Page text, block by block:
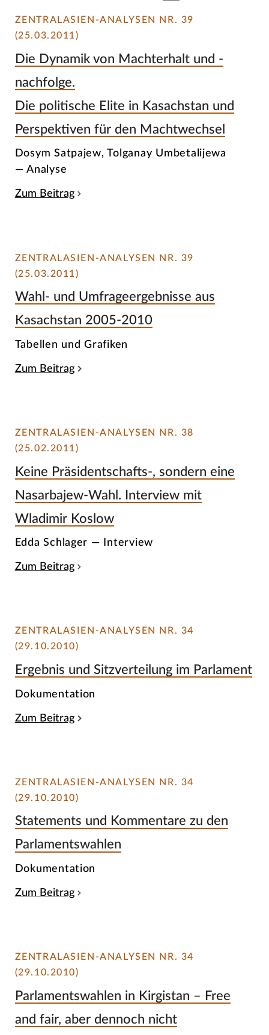
ZENTRALASIEN-ANALYSEN NR. 39
(25.03.2011)
Die Dynamik von Machterhalt und -
nachfolge.
Die politische Elite in Kasachstan und
Perspektiven für den Machtwechsel
Dosym Satpajew, Tolganay Umbetalijewa
— Analyse
Zum Beitrag
ZENTRALASIEN-ANALYSEN NR. 39
(25.03.2011)
Wahl- und Umfrageergebnisse aus
Kasachstan 2005-2010
Tabellen und Grafiken
Zum Beitrag
ZENTRALASIEN-ANALYSEN NR. 38
(25.02.2011)
Keine Präsidentschafts-, sondern eine
Nasarbajew-Wahl. Interview mit
Wladimir Koslow
Edda Schlager — Interview
Zum Beitrag
ZENTRALASIEN-ANALYSEN NR. 34
(29.10.2010)
Ergebnis und Sitzverteilung im Parlament
Dokumentation
Zum Beitrag
ZENTRALASIEN-ANALYSEN NR. 34
(29.10.2010)
Statements und Kommentare zu den
Parlamentswahlen
Dokumentation
Zum Beitrag
ZENTRALASIEN-ANALYSEN NR. 34
(29.10.2010)
Parlamentswahlen in Kirgistan – Free
and fair, aber dennoch nicht